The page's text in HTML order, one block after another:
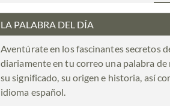
LA PALABRA DEL DÍA
Aventúrate en los fascinantes secretos
diariamente en tu correo una palabra de
su significado, su origen e historia, así
idioma español.